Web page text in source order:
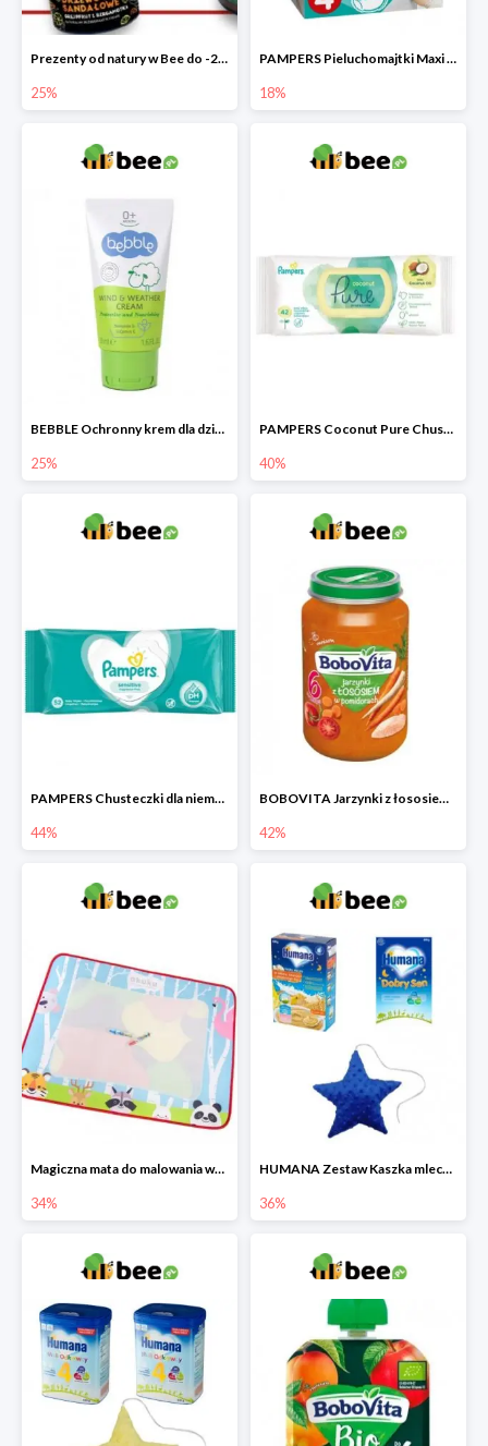
Prezenty od natury w Bee do -25%
25%
PAMPERS Pieluchomajtki Maxi Pants 4
18%
BEBBLE Ochronny krem dla dzieci Wiatr i chłód
25%
PAMPERS Coconut Pure Chusteczki nawilżające
40%
PAMPERS Chusteczki dla niemowląt Sensitive
44%
BOBOVITA Jarzynki z łososiem w pomidorach
42%
Magiczna mata do malowania wodą
34%
HUMANA Zestaw Kaszka mleczna + Mleko następne po 6. miesiącu + poduszka Gratis
36%